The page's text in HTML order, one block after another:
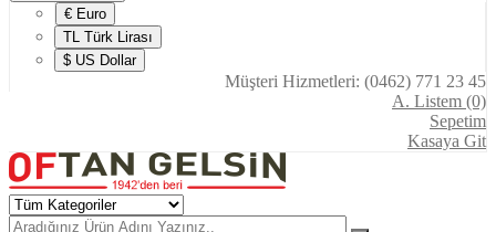
€ Euro
TL Türk Lirası
$ US Dollar
Müşteri Hizmetleri: (0462) 771 23 45
A. Listem (0)
Sepetim
Kasaya Git